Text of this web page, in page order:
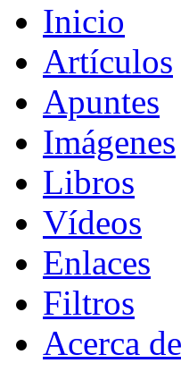
Inicio
Artículos
Apuntes
Imágenes
Libros
Vídeos
Enlaces
Filtros
Acerca de